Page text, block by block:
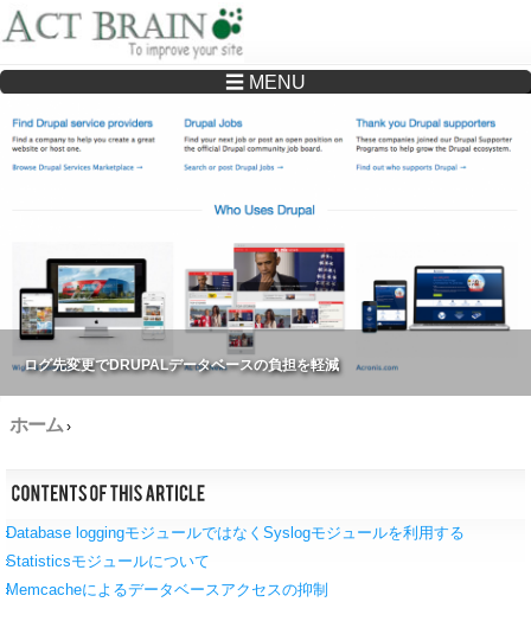
Drupalサイトの制作・保守をどこに頼んでいいか分からない方へ…まずはご相談く
☰ MENU
ログ先変更でDRUPALデータベースの負担を軽減
ホーム›
Database loggingモジュールではなくSyslogモジュールを利用する
Statisticsモジュールについて
Memcacheによるデータベースアクセスの抑制